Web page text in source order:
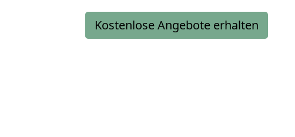
Kostenlose Angebote erhalten